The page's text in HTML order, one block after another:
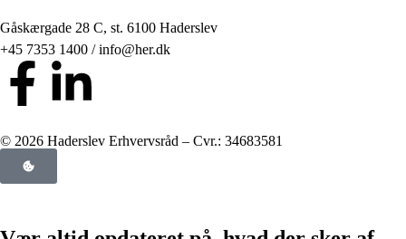
Gåskærgade 28 C, st. 6100 Haderslev
+45 7353 1400 / info@her.dk
© 2026 Haderslev Erhvervsråd – Cvr.: 34683581